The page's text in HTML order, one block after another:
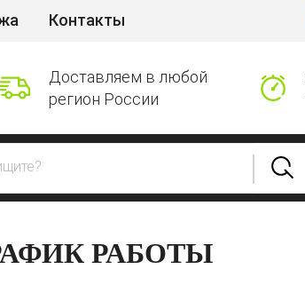
Контакты
Доставляем в любой
регион России
РАБОТЫ